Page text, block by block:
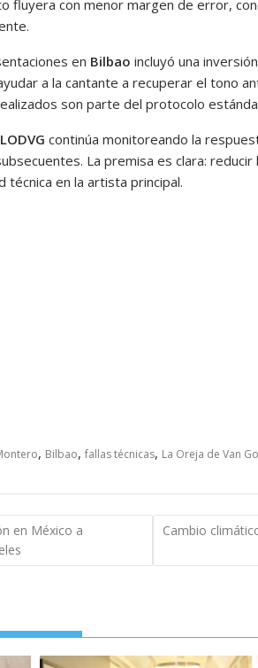
fluyera con menor margen de error,
en Bilbao incluyó una
a la cantante a recuperar el tono
son parte del protocolo
LODVG continúa monitoreando la
La premisa es clara:
en la artista principal.
, Bilbao, fallas técnicas, La Oreja de Van
en México a
Cambio